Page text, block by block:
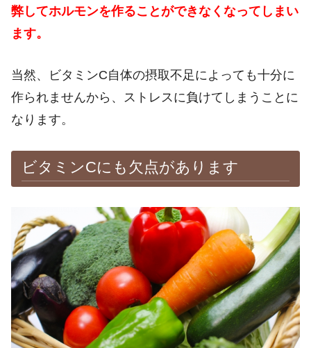
弊してホルモンを作ることができなくなってしまい
ます。
当然、ビタミンC自体の摂取不足によっても十分に
作られませんから、ストレスに負けてしまうことに
なります。
ビタミンCにも欠点があります